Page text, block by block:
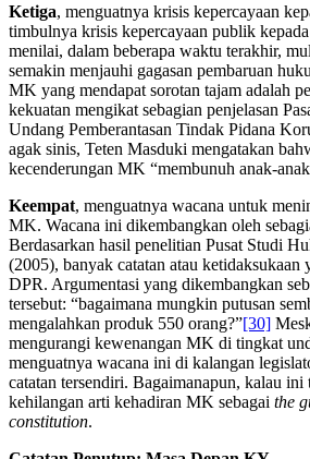
Ketiga, menguatnya krisis kepercayaan
timbulnya krisis kepercayaan publik
menilai, dalam beberapa waktu terakhir,
semakin menjauhi gagasan pembaruan
MK yang mendapat sorotan tajam adalah
kekuatan mengikat sebagian penjelasan
Undang Pemberantasan Tindak Pidana
agak sinis, Teten Masduki mengatakan
kecenderungan MK “membunuh anak-
Keempat, menguatnya wacana untuk
MK. Wacana ini dikembangkan oleh
Berdasarkan hasil penelitian Pusat Studi
(2005), banyak catatan atau ketidaksukaan
DPR. Argumentasi yang dikembangkan
tersebut: “bagaimana mungkin putusan
mengalahkan produk 550 orang?”[30]
mengurangi kewenangan MK di tingkat
menguatnya wacana ini di kalangan
catatan tersendiri. Bagaimanapun, kalau
kehilangan arti kehadiran MK sebagai the
constitution.